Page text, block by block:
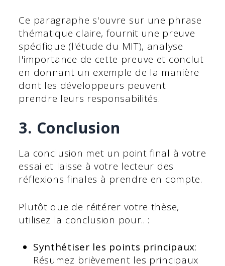
Ce paragraphe s'ouvre sur une phrase
thématique claire, fournit une preuve
spécifique (l'étude du MIT), analyse
l'importance de cette preuve et conclut
en donnant un exemple de la manière
dont les développeurs peuvent
prendre leurs responsabilités.
3. Conclusion
La conclusion met un point final à votre
essai et laisse à votre lecteur des
réflexions finales à prendre en compte.
Plutôt que de réitérer votre thèse,
utilisez la conclusion pour.. :
Synthétiser les points principaux:
Résumez brièvement les principaux